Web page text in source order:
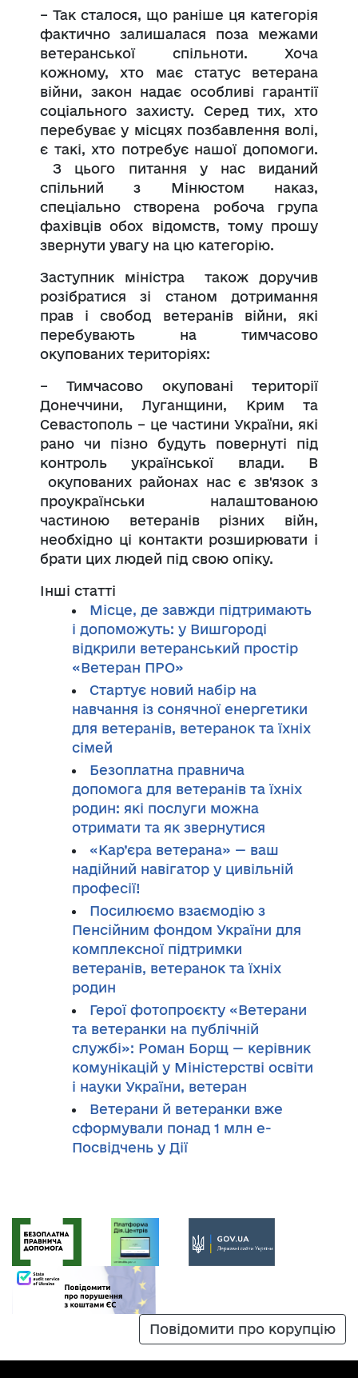
– Так сталося, що раніше ця категорія
фактично залишалася поза межами
ветеранської спільноти. Хоча
кожному, хто має статус ветерана
війни, закон надає особливі гарантії
соціального захисту. Серед тих, хто
перебуває у місцях позбавлення волі,
є такі, хто потребує нашої допомоги.
З цього питання у нас виданий
спільний з Мінюстом наказ,
спеціально створена робоча група
фахівців обох відомств, тому прошу
звернути увагу на цю категорію.
Заступник міністра також доручив
розібратися зі станом дотримання
прав і свобод ветеранів війни, які
перебувають на тимчасово
окупованих територіях:
– Тимчасово окуповані території
Донеччини, Луганщини, Крим та
Севастополь – це частини України, які
рано чи пізно будуть повернуті під
контроль української влади. В
окупованих районах нас є зв'язок з
проукраїнськи налаштованою
частиною ветеранів різних війн,
необхідно ці контакти розширювати і
брати цих людей під свою опіку.
Інші статті
Місце, де завжди підтримають
і допоможуть: у Вишгороді
відкрили ветеранський простір
«Ветеран ПРО»
Стартує новий набір на
навчання із сонячної енергетики
для ветеранів, ветеранок та їхніх
сімей
Безоплатна правнича
допомога для ветеранів та їхніх
родин: які послуги можна
отримати та як звернутися
«Кар’єра ветерана» — ваш
надійний навігатор у цивільній
професії!
Посилюємо взаємодію з
Пенсійним фондом України для
комплексної підтримки
ветеранів, ветеранок та їхніх
родин
Герої фотопроєкту «Ветерани
та ветеранки на публічній
службі»: Роман Борщ — керівник
комунікацій у Міністерстві освіти
і науки України, ветеран
Ветерани й ветеранки вже
сформували понад 1 млн е-
Посвідчень у Дії
Повідомити про корупцію